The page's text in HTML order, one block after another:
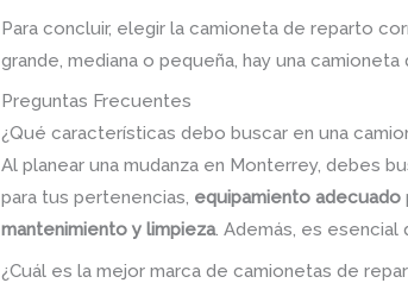
Para concluir, elegir la camioneta de reparto
grande, mediana o pequeña, hay una
Preguntas Frecuentes
¿Qué características debo buscar en una
Al planear una mudanza en Monterrey, debes
para tus pertenencias, equipamiento adecuado
mantenimiento y limpieza. Además, es
¿Cuál es la mejor marca de camionetas de